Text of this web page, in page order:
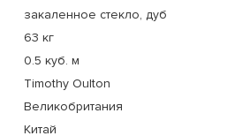
закаленное стекло, дуб
63 кг
0.5 куб. м
Timothy Oulton
Великобритания
Китай